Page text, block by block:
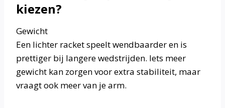
kiezen?
Gewicht
Een lichter racket speelt wendbaarder en is
prettiger bij langere wedstrijden. Iets meer
gewicht kan zorgen voor extra stabiliteit, maar
vraagt ook meer van je arm.